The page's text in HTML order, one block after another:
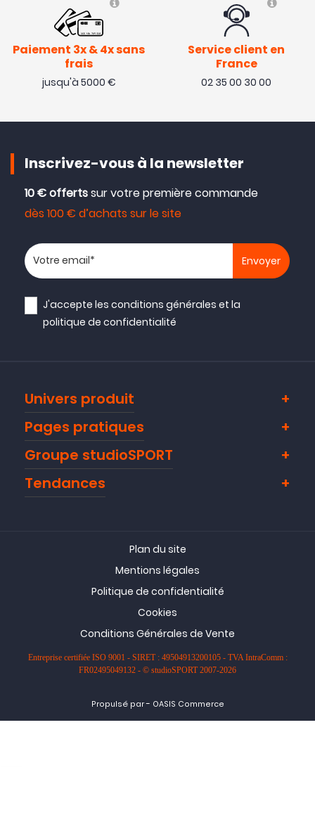
Paiement 3x & 4x sans
frais
jusqu'à 5000 €
Service client en
France
02 35 00 30 00
Inscrivez-vous à la newsletter
10 € offertssur votre première commande
dès 100 € d’achats sur le site
Votre adresse email
J'accepte lesconditions générales et la
politique de confidentialité
Univers produit
Pages pratiques
Groupe studioSPORT
Tendances
Plan du site
Mentions légales
Politique de confidentialité
Cookies
Conditions Générales de Vente
Entreprise certifiée ISO 9001 - SIRET : 49504913200105 - TVA IntraComm :
FR02495049132 - © studioSPORT 2007-2026
Propulsé par- OASIS Commerce